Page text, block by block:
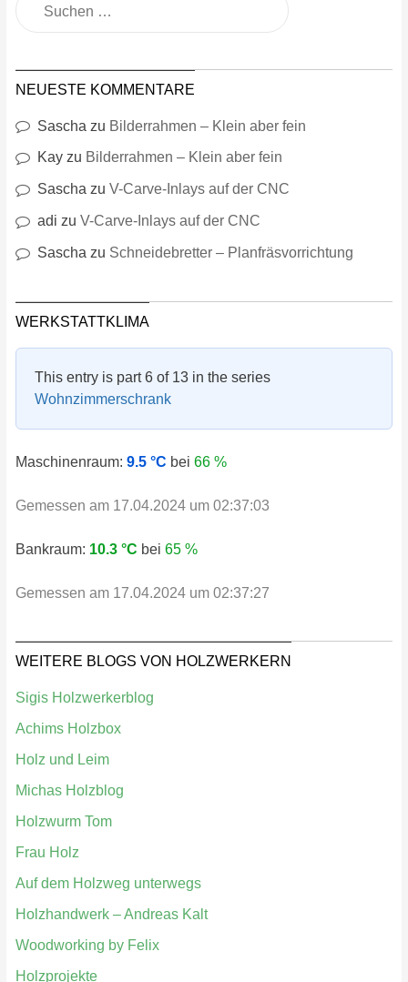
NEUESTE KOMMENTARE
Sascha zu Bilderrahmen – Klein aber fein
Kayzu Bilderrahmen – Klein aber fein
Sascha zu V-Carve-Inlays auf der CNC
adi zu V-Carve-Inlays auf der CNC
Sascha zu Schneidebretter – Planfräsvorrichtung
WERKSTATTKLIMA
This entry is part 6 of 13 in the series
Wohnzimmerschrank
Maschinenraum: 9.5 °C bei 66 %
Gemessen am 17.04.2024 um 02:37:03
Bankraum: 10.3 °C bei 65 %
Gemessen am 17.04.2024 um 02:37:27
WEITERE BLOGS VON HOLZWERKERN
Sigis Holzwerkerblog
Achims Holzbox
Holz und Leim
Michas Holzblog
Holzwurm Tom
Frau Holz
Auf dem Holzweg unterwegs
Holzhandwerk – Andreas Kalt
Woodworking by Felix
Holzprojekte